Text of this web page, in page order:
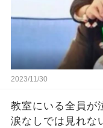
2023/11/30
教室にいる全員が
涙なしでは見れな